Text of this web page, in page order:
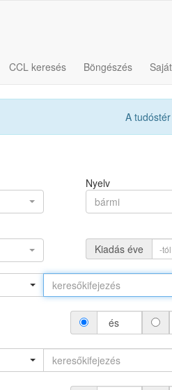
CCL keresés Böngészés
A tudóstér
Nyelv
bármi
Kiadás éve
és